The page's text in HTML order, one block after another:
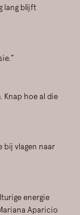
lang blijft
Knap hoe al die
bij vlagen naar
energie
Aparicio